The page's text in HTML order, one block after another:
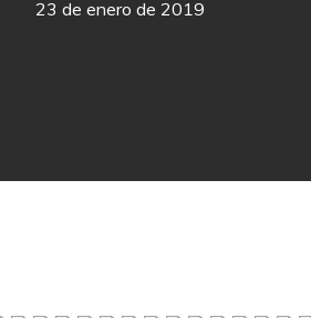
23 de enero de 2019